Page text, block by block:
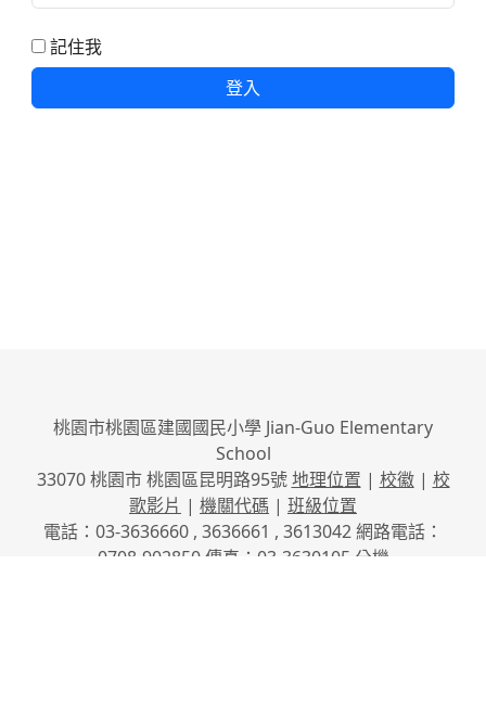
記住我
登入
桃園市桃園區建國國民小學 Jian-Guo Elementary
School
33070 桃園市 桃園區昆明路95號地理位置 | 校徽| 校
歌影片 | 機關代碼 | 班級位置
電話：03-3636660 , 3636661 , 3613042 網路電話：
0708-902850 傳真：03-3630105 分機